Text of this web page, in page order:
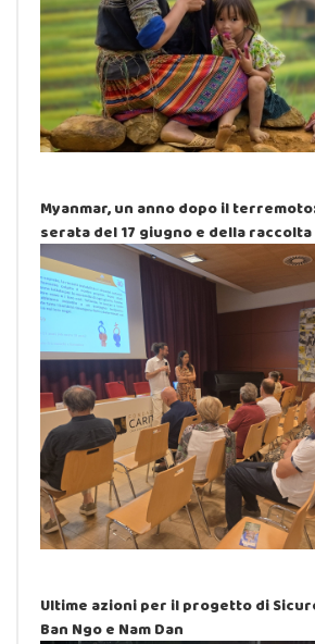
Myanmar, un anno dopo il
serata del 17 giugno e della
Ultime azioni per il progetto di
Ban Ngo e Nam Dan